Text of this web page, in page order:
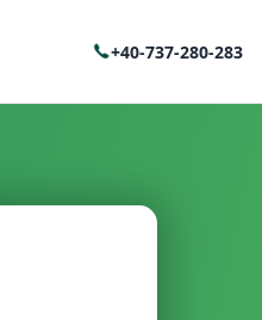
+40-737-280-283